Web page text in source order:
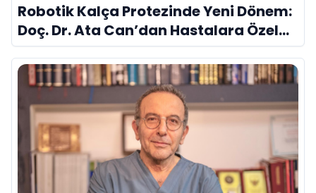
Robotik Kalça Protezinde Yeni Dönem:
Doç. Dr. Ata Can’dan Hastalara Özel
Cerrahi Planlama